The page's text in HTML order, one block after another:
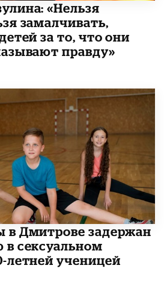
«Нельзя
замалчивать,
за то, что они
правду»
в Дмитрове задержан
в сексуальном
летней ученицей